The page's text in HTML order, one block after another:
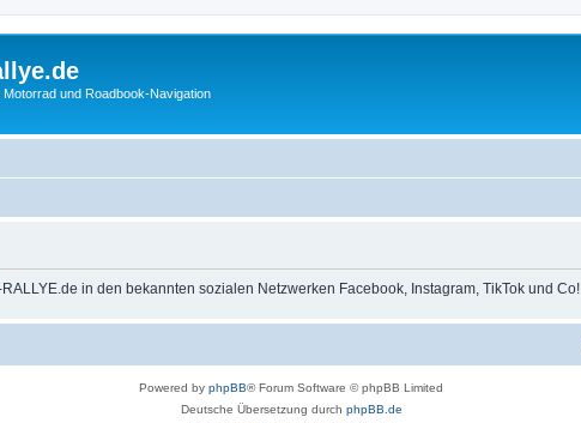
und Roadbook-Navigation
in den bekannten sozialen Netzwerken Facebook, Instagram, TikTok und Co!
Powered by phpBB® Forum Software © phpBB Limited
Deutsche Übersetzung durch phpBB.de